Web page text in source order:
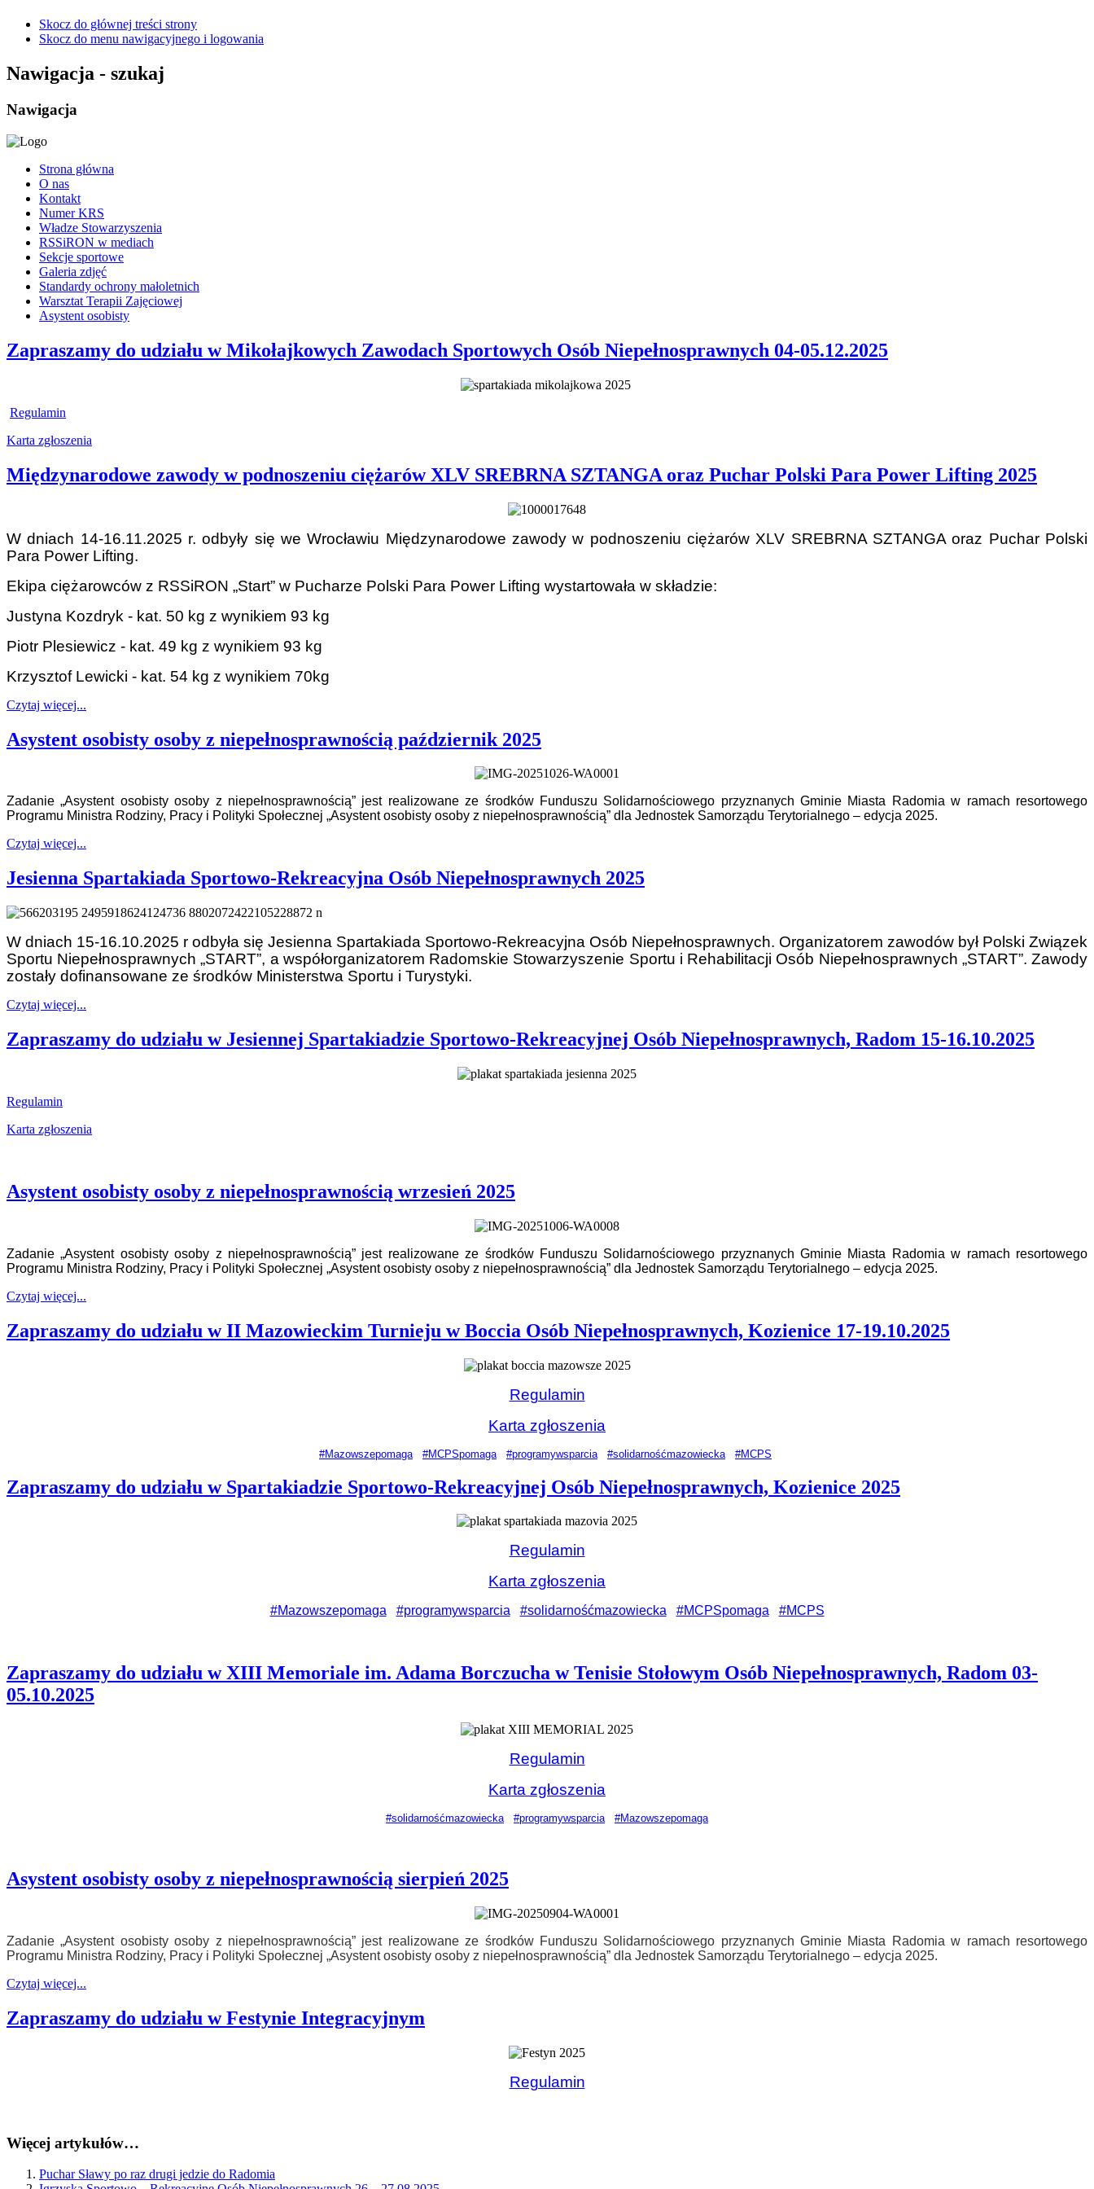
Skocz do głównej treści strony
Skocz do menu nawigacyjnego i logowania
Nawigacja - szukaj
Nawigacja
Strona główna
O nas
Kontakt
Numer KRS
Władze Stowarzyszenia
RSSiRON w mediach
Sekcje sportowe
Galeria zdjęć
Standardy ochrony małoletnich
Warsztat Terapii Zajęciowej
Asystent osobisty
Zapraszamy do udziału w Mikołajkowych Zawodach Sportowych Osób Niepełnosprawnych 04-05.12.2025
Regulamin
Karta zgłoszenia
Międzynarodowe zawody w podnoszeniu ciężarów XLV SREBRNA SZTANGA oraz Puchar Polski Para Power Lifting 2025
W dniach 14-16.11.2025 r. odbyły się we Wrocławiu Międzynarodowe zawody w podnoszeniu ciężarów XLV SREBRNA SZTANGA oraz Puchar Polski
Para Power Lifting.
Ekipa ciężarowców z RSSiRON „Start” w Pucharze Polski Para Power Lifting wystartowała w składzie:
Justyna Kozdryk - kat. 50 kg z wynikiem 93 kg
Piotr Plesiewicz - kat. 49 kg z wynikiem 93 kg
Krzysztof Lewicki - kat. 54 kg z wynikiem 70kg
Czytaj więcej...
Asystent osobisty osoby z niepełnosprawnością październik 2025
Zadanie „Asystent osobisty osoby z niepełnosprawnością” jest realizowane ze środków Funduszu Solidarnościowego przyznanych Gminie Miasta Radomia w ramach resortowego
Programu Ministra Rodziny, Pracy i Polityki Społecznej „Asystent osobisty osoby z niepełnosprawnością” dla Jednostek Samorządu Terytorialnego – edycja 2025.
Czytaj więcej...
Jesienna Spartakiada Sportowo-Rekreacyjna Osób Niepełnosprawnych 2025
W dniach 15-16.10.2025 r odbyła się Jesienna Spartakiada Sportowo-Rekreacyjna Osób Niepełnosprawnych. Organizatorem zawodów był Polski Związek
Sportu Niepełnosprawnych „START”, a współorganizatorem Radomskie Stowarzyszenie Sportu i Rehabilitacji Osób Niepełnosprawnych „START”. Zawody
zostały dofinansowane ze środków Ministerstwa Sportu i Turystyki.
Czytaj więcej...
Zapraszamy do udziału w Jesiennej Spartakiadzie Sportowo-Rekreacyjnej Osób Niepełnosprawnych, Radom 15-16.10.2025
Regulamin
Karta zgłoszenia
Asystent osobisty osoby z niepełnosprawnością wrzesień 2025
Zadanie „Asystent osobisty osoby z niepełnosprawnością” jest realizowane ze środków Funduszu Solidarnościowego przyznanych Gminie Miasta Radomia w ramach resortowego
Programu Ministra Rodziny, Pracy i Polityki Społecznej „Asystent osobisty osoby z niepełnosprawnością” dla Jednostek Samorządu Terytorialnego – edycja 2025.
Czytaj więcej...
Zapraszamy do udziału w II Mazowieckim Turnieju w Boccia Osób Niepełnosprawnych, Kozienice 17-19.10.2025
Regulamin
Karta zgłoszenia
#Mazowszepomaga #MCPSpomaga #programywsparcia #solidarnośćmazowiecka #MCPS
Zapraszamy do udziału w Spartakiadzie Sportowo-Rekreacyjnej Osób Niepełnosprawnych, Kozienice 2025
Regulamin
Karta zgłoszenia
#Mazowszepomaga #programywsparcia #solidarnośćmazowiecka #MCPSpomaga #MCPS
Zapraszamy do udziału w XIII Memoriale im. Adama Borczucha w Tenisie Stołowym Osób Niepełnosprawnych, Radom 03-
05.10.2025
Regulamin
Karta zgłoszenia
#solidarnośćmazowiecka #programywsparcia #Mazowszepomaga
Asystent osobisty osoby z niepełnosprawnością sierpień 2025
Zadanie „Asystent osobisty osoby z niepełnosprawnością” jest realizowane ze środków Funduszu Solidarnościowego przyznanych Gminie Miasta Radomia w ramach resortowego
Programu Ministra Rodziny, Pracy i Polityki Społecznej „Asystent osobisty osoby z niepełnosprawnością” dla Jednostek Samorządu Terytorialnego – edycja 2025.
Czytaj więcej...
Zapraszamy do udziału w Festynie Integracyjnym
Regulamin
Więcej artykułów…
Puchar Sławy po raz drugi jedzie do Radomia